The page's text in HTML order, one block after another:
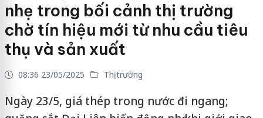
nhẹ trong bối cảnh thị trường
chờ tín hiệu mới từ nhu cầu tiêu
thụ và sản xuất
08:36 23/05/2025 Thị trường
Ngày 23/5, giá thép trong nước đi ngang;